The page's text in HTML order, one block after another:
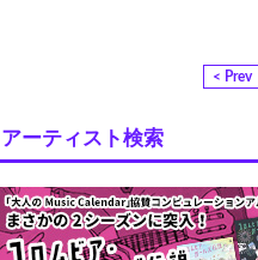
< Prev
アーティスト検索